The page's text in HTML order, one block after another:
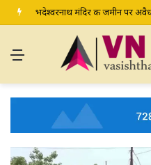
Menu